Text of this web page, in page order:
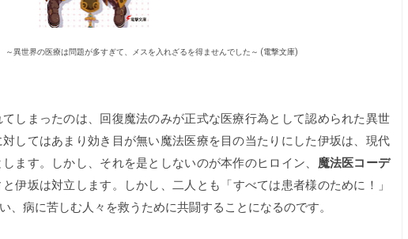
異世界の医療は問題が多すぎて、メスを入れざるを得ませんでした～ (電撃文庫)
しまったのは、回復魔法のみが正式な医療行為として認められた異世
してはあまり効き目が無い魔法医療を目の当たりにした伊坂は、現代
ます。しかし、それを是としないのが本作のヒロイン、 魔法医コーデ
伊坂は対立します。しかし、二人とも「すべては患者様のために！」
、病に苦しむ人々を救うために共闘することになるのです。